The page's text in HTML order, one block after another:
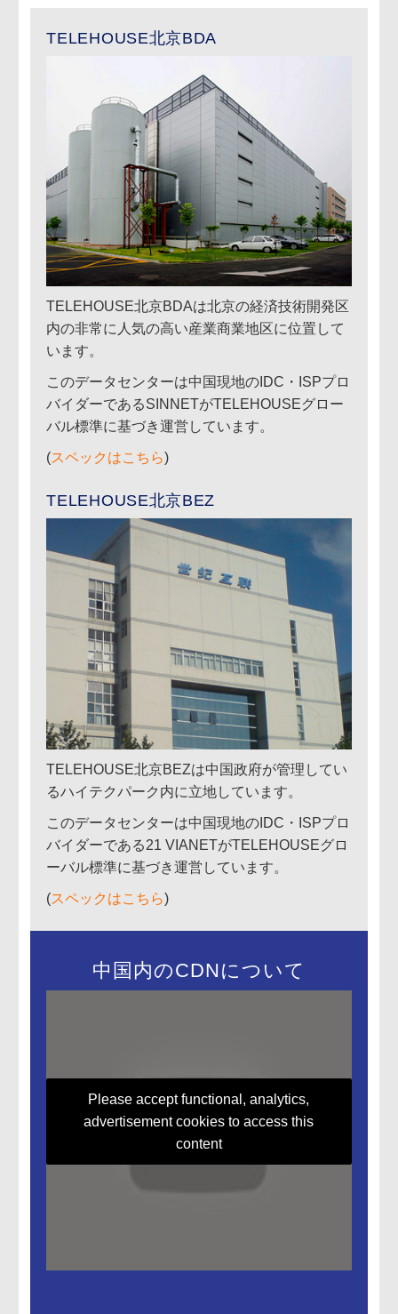
TELEHOUSE北京BDA
TELEHOUSE北京BDAは北京の経済技術開発区
内の非常に人気の高い産業商業地区に位置して
います。
このデータセンターは中国現地のIDC・ISPプロ
バイダーであるSINNETがTELEHOUSEグロー
バル標準に基づき運営しています。
(スペックはこちら)
TELEHOUSE北京BEZ
TELEHOUSE北京BEZは中国政府が管理してい
るハイテクパーク内に立地しています。
このデータセンターは中国現地のIDC・ISPプロ
バイダーである21 VIANETがTELEHOUSEグロ
ーバル標準に基づき運営しています。
(スペックはこちら)
中国内のCDNについて
Please accept functional, analytics,
advertisement cookies to access this
content